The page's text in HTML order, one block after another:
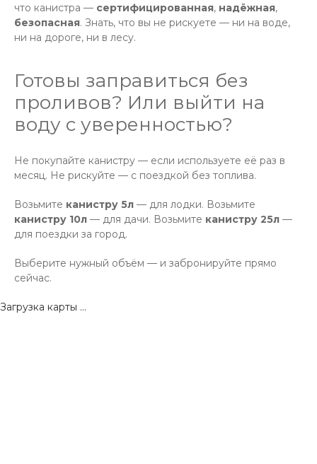
что канистра — сертифицированная, надёжная,
безопасная. Знать, что вы не рискуете — ни на воде,
ни на дороге, ни в лесу.
Готовы заправиться без
проливов? Или выйти на
воду с уверенностью?
Не покупайте канистру — если используете её раз в
месяц. Не рискуйте — с поездкой без топлива.
Возьмите канистру 5л — для лодки. Возьмите
канистру 10л — для дачи. Возьмите канистру 25л —
для поездки за город.
Выберите нужный объём — и забронируйте прямо
сейчас.
Загрузка карты ...